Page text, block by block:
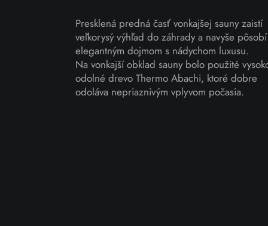
Presklená predná časť vonkajšej sauny zaistí
veľkorysý výhľad do záhrady a navyše pôsobí
elegantným dojmom s nádychom luxusu.
Na vonkajší obklad sauny bolo použité
odolné drevo Thermo Abachi, ktoré dobre
odoláva nepriaznivým vplyvom počasia.